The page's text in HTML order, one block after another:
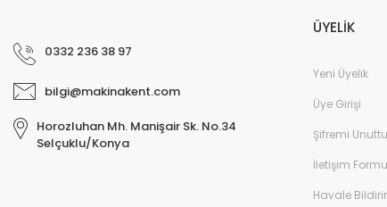
E... K... | 13/02/2026
ihtiyaca cevap veren bir site
Bayram Sen | 22/12/2025
0332 236 38 97
bilgi@makinakent.com
Horozluhan Mh. Manişair Sk. No.34
Selçuklu/Konya
ÜYELİK
Yeni Üyelik
Üye Girişi
Şifremi
İletişim Formu
Havale